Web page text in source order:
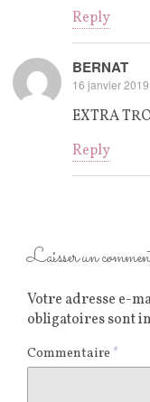
Reply
BERNAT
16 janvier 2019
EXTRA
Reply
Laisser un
Votre adresse e-
obligatoires sont
Commentaire *